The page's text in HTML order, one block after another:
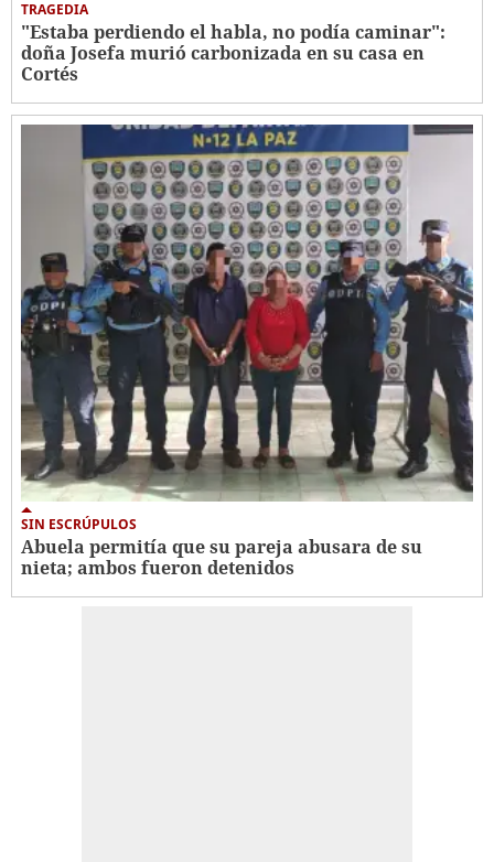
TRAGEDIA
"Estaba perdiendo el habla, no podía caminar":
doña Josefa murió carbonizada en su casa en
Cortés
SIN ESCRÚPULOS
Abuela permitía que su pareja abusara de su
nieta; ambos fueron detenidos